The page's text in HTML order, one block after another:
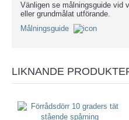
Vänligen se målningsguide vid
eller grundmålat utförande.
Målningsguide
LIKNANDE